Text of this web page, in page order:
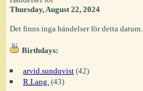
Thursday, August 22, 2024
Det finns inga händelser för detta datum.
Birthdays:
arvid.sundqvist (42)
R.Lang. (43)